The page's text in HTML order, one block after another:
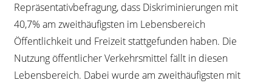
Repräsentativbefragung, dass Diskriminierungen mit
40,7% am zweithäufigsten im Lebensbereich
Öffentlichkeit und Freizeit stattgefunden haben. Die
Nutzung öffentlicher Verkehrsmittel fällt in diesen
Lebensbereich. Dabei wurde am zweithäufigsten mit